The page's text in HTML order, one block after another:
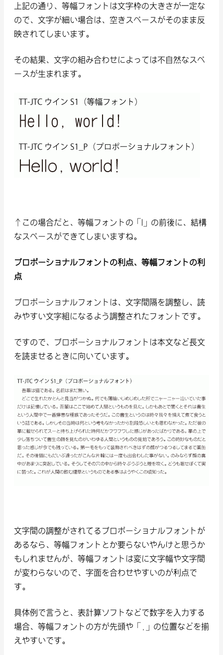
上記の通り、等幅フォントは文字枠の大きさが一定な
ので、文字が細い場合は、空きスペースがそのまま反
映されてしまいます。
その結果、文字の組み合わせによっては不自然なスペ
ースが生まれます。
↑この場合だと、等幅フォントの「l」の前後に、結構
なスペースができてしまいますね。
プロポーショナルフォントの利点、等幅フォントの利
点
プロポーショナルフォントは、文字間隔を調整し、読
みやすい文字組になるよう調整されたフォントです。
ですので、プロポーショナルフォントは本文など長文
を読ませるときに向いています。
文字間の調整がされてるプロポーショナルフォントが
あるなら、等幅フォントとか要らないやんけと思うか
もしれませんが、等幅フォントは変に文字幅や文字間
が変わらないので、字面を合わせやすいのが利点で
す。
具体例で言うと、表計算ソフトなどで数字を入力する
場合、等幅フォントの方が先頭や「,」の位置などを揃
えやすいです。